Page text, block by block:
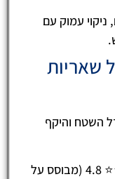
עמוק עם
שאריות
תלוי בגודל השטח והיקף
דירוג שירות ניקוי שאריות רובה: ⭐⭐⭐⭐⭐ 4.8 (מבוסס על